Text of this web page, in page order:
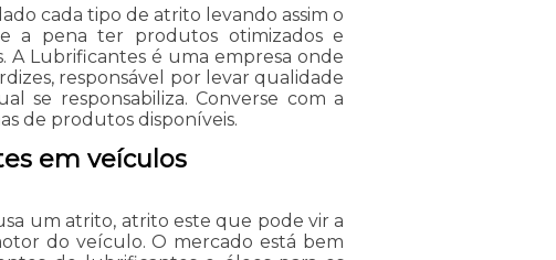
cada tipo de atrito levando assim o
a pena ter produtos otimizados e
A Lubrificantes é uma empresa onde
responsável por levar qualidade
se responsabiliza. Converse com a
de produtos disponíveis.
em veículos
um atrito, atrito este que pode vir a
do veículo. O mercado está bem